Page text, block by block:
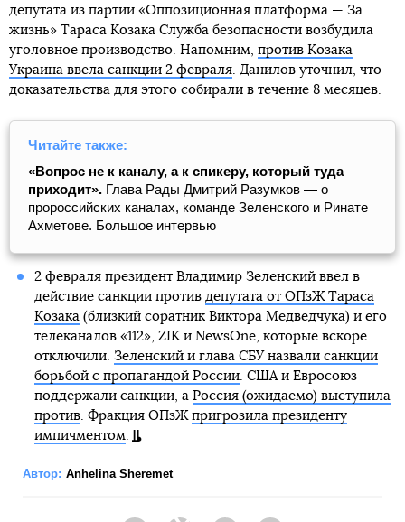
депутата из партии «Оппозиционная платформа — За
жизнь» Тараса Козака Служба безопасности возбудила
уголовное производство. Напомним, против Козака
Украина ввела санкции 2 февраля . Данилов уточнил, что
доказательства для этого собирали в течение 8 месяцев.
Читайте также:
«Вопрос не к каналу, а к спикеру, который туда
приходит». Глава Рады Дмитрий Разумков — о
пророссийских каналах, команде Зеленского и Ринате
Ахметове. Большое интервью
2 февраля президент Владимир Зеленский ввел в
действие санкции против депутата от ОПзЖ Тараса
Козака (близкий соратник Виктора Медведчука) и его
телеканалов «112», ZIK и NewsOne, которые вскоре
отключили. Зеленский и глава СБУ назвали санкции
борьбой с пропагандой России. США и Евросоюз
поддержали санкции, а Россия (ожидаемо) выступила
против. Фракция ОПзЖ пригрозила президенту
импичментом
Автор: Anhelina Sheremet